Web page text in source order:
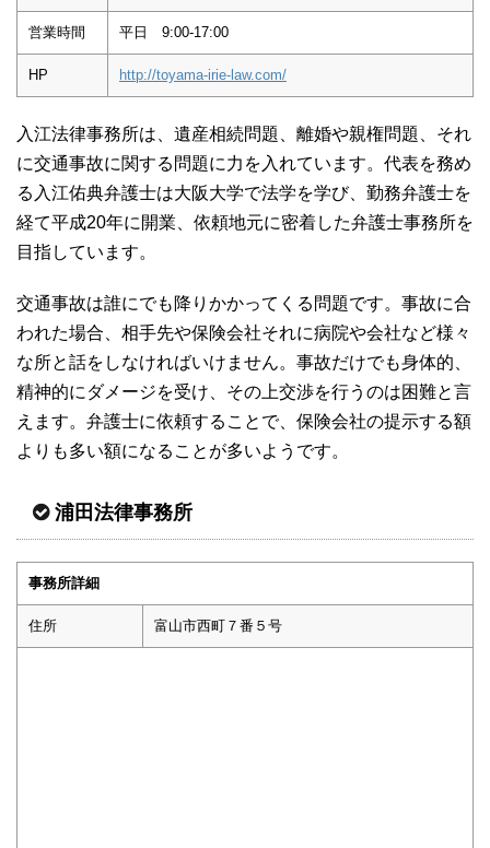
営業時間 平日 9:00-17:00
HP http://toyama-irie-law.com/
入江法律事務所は、遺産相続問題、離婚や親権問題、それ
に交通事故に関する問題に力を入れています。代表を務め
る入江佑典弁護士は大阪大学で法学を学び、勤務弁護士を
経て平成20年に開業、依頼地元に密着した弁護士事務所を
目指しています。
交通事故は誰にでも降りかかってくる問題です。事故に合
われた場合、相手先や保険会社それに病院や会社など様々
な所と話をしなければいけません。事故だけでも身体的、
精神的にダメージを受け、その上交渉を行うのは困難と言
えます。弁護士に依頼することで、保険会社の提示する額
よりも多い額になることが多いようです。
浦田法律事務所
事務所詳細
住所 富山市西町７番５号